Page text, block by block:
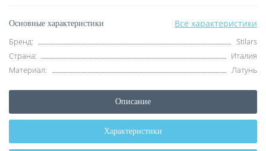
Основные характеристики Все характеристики
Бренд:
Stilars
Страна:
Италия
Материал:
Латунь
Описание
Характеристики